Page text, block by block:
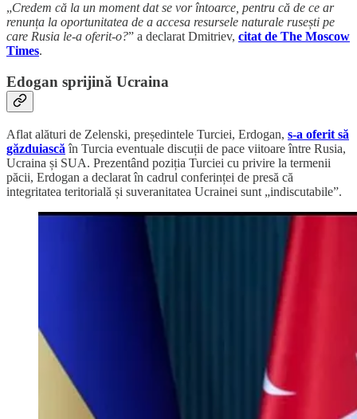
„Credem că la un moment dat se vor întoarce, pentru că de ce ar
renunța la oportunitatea de a accesa resursele naturale rusești pe
care Rusia le-a oferit-o?” a declarat Dmitriev, citat de The Moscow
Times.
Edogan sprijină Ucraina
Aflat alături de Zelenski, președintele Turciei, Erdogan, s-a oferit să
găzduiască în Turcia eventuale discuții de pace viitoare între Rusia,
Ucraina și SUA. Prezentând poziția Turciei cu privire la termenii
păcii, Erdogan a declarat în cadrul conferinței de presă că
integritatea teritorială și suveranitatea Ucrainei sunt „indiscutabile”.